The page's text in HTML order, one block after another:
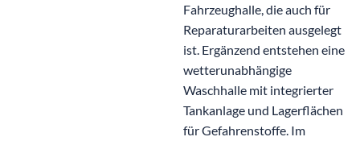
Fahrzeughalle, die auch für
Reparaturarbeiten ausgelegt
ist. Ergänzend entstehen eine
wetterunabhängige
Waschhalle mit integrierter
Tankanlage und Lagerflächen
für Gefahrenstoffe. Im